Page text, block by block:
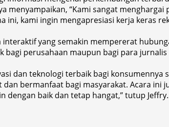
menyampaikan, “Kami sangat
kami ingin mengapresiasi kerja keras
yang semakin mempererat
perusahaan maupun bagi para
dan teknologi terbaik bagi
bermanfaat bagi masyarakat. Acara ini
baik dan tetap hangat,” tutup